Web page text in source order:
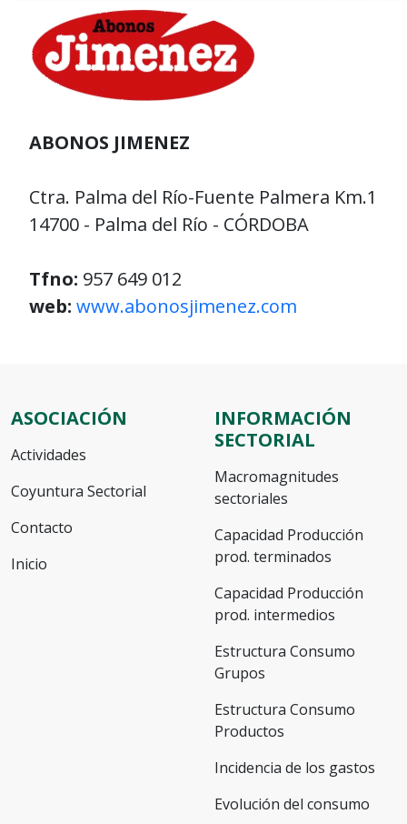
ABONOS JIMENEZ
Ctra. Palma del Río-Fuente Palmera Km.1
14700 - Palma del Río - CÓRDOBA
Tfno: 957 649 012
web: www.abonosjimenez.com
ASOCIACIÓN
Actividades
Coyuntura Sectorial
Contacto
Inicio
INFORMACIÓN
SECTORIAL
Macromagnitudes
sectoriales
Capacidad Producción
prod. terminados
Capacidad Producción
prod. intermedios
Estructura Consumo
Grupos
Estructura Consumo
Productos
Incidencia de los gastos
Evolución del consumo